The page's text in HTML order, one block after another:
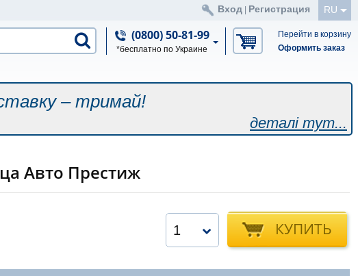
RU
Вход Регистрация
(0800) 50-81-99
*бесплатно по Украине
Перейти в корзину
Оформить заказ
– тримай!
деталі тут...
Авто Престиж
КУПИТЬ
1